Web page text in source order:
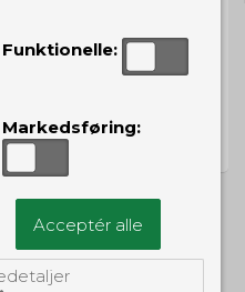
alle produkter
Funktionelle:
Markedsføring:
Acceptér alle